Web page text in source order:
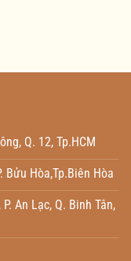
Q. 12, Tp.HCM
Bửu Hòa,Tp.Biên Hòa
An Lạc, Q. Binh Tân,